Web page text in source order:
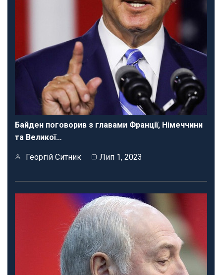
Байден поговорив з главами Франції, Німеччини
та Великої…
Георгій Ситник Лип 1, 2023